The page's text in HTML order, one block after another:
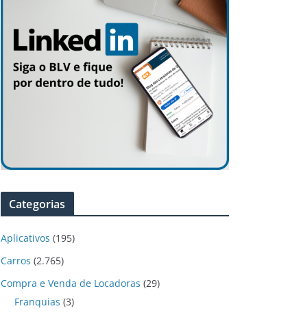
Categorias
Aplicativos (195)
Carros (2.765)
Compra e Venda de Locadoras (29)
Franquias (3)